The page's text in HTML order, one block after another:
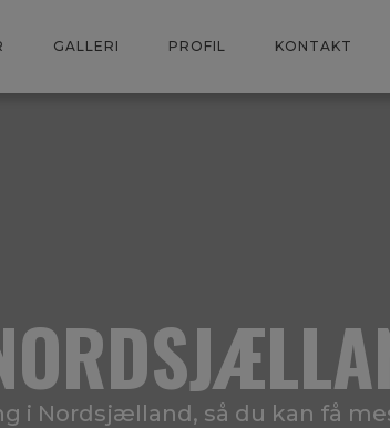
GALLERI PROFIL KONTAKT
i Nordsjælland, så du kan få